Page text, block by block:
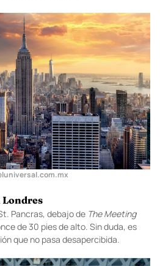
York
Sleepless in Seattleen el
de Nueva York.